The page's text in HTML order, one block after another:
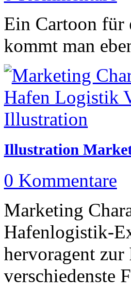
Ein Cartoon für
kommt man
Illustration
0 Kommentare
Marketing
Hafenlogistik-
hervoragent
verschiedenste